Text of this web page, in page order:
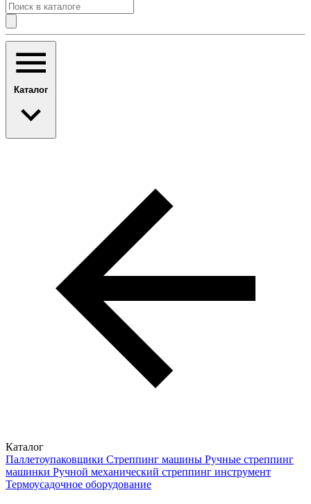
Каталог
Каталог
Паллетоупаковщики Стреппинг машины Ручные стреппинг
машинки Ручной механический стреппинг инструмент
Термоусадочное оборудование